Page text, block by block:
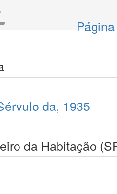
da, 1935
da Habitação